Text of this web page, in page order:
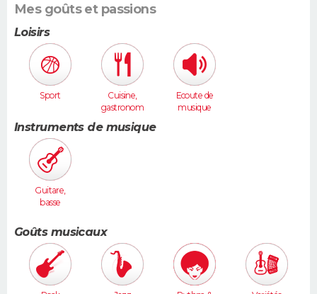
Mes goûts et passions
Loisirs
Sport
Cuisine,
gastronom
Ecoute de
musique
Instruments de musique
Guitare,
basse
Goûts musicaux